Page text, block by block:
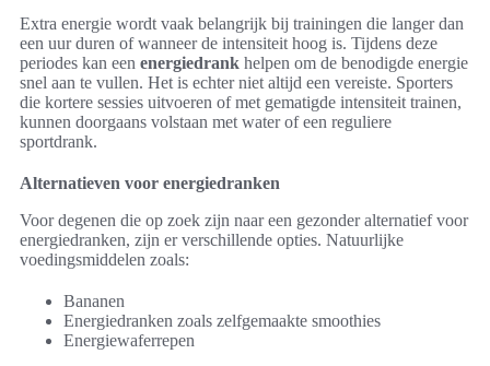
Extra energie wordt vaak belangrijk bij trainingen die langer dan
een uur duren of wanneer de intensiteit hoog is. Tijdens deze
periodes kan een energiedrank helpen om de benodigde energie
snel aan te vullen. Het is echter niet altijd een vereiste. Sporters
die kortere sessies uitvoeren of met gematigde intensiteit trainen,
kunnen doorgaans volstaan met water of een reguliere
sportdrank.
Alternatieven voor energiedranken
Voor degenen die op zoek zijn naar een gezonder alternatief voor
energiedranken, zijn er verschillende opties. Natuurlijke
voedingsmiddelen zoals:
Bananen
Energiedranken zoals zelfgemaakte smoothies
Energiewaferrepen